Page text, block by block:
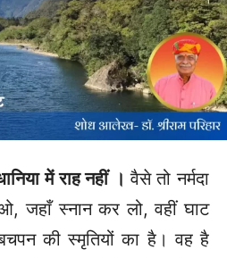
में राह नहीं ।वैसे तो नर्मदा
जहाँ स्नान कर लो, वहीं घाट
की स्मृतियों का है। वह है